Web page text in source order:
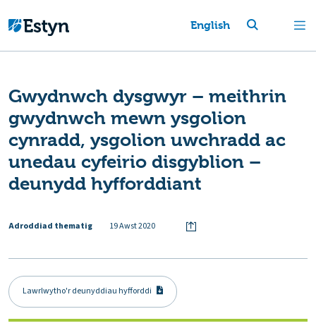
English
Gwydnwch dysgwyr – meithrin
gwydnwch mewn ysgolion
cynradd, ysgolion uwchradd ac
unedau cyfeirio disgyblion –
deunydd hyfforddiant
Adroddiad thematig 19 Awst 2020
Lawrlwytho'r deunyddiau hyfforddi